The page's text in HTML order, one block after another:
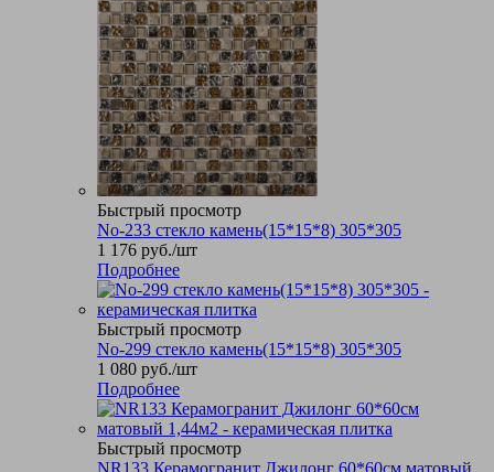
Быстрый просмотр
No-233 стекло камень(15*15*8) 305*305
1 176 руб./шт
Подробнее
Быстрый просмотр
No-299 стекло камень(15*15*8) 305*305
1 080 руб./шт
Подробнее
Быстрый просмотр
NR133 Керамогранит Джилонг 60*60см матовый